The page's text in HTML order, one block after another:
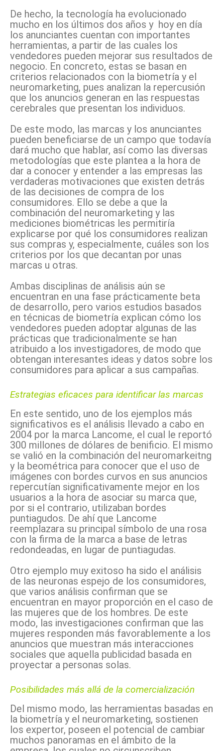
De hecho, la tecnología ha evolucionado
mucho en los últimos dos años y hoy en día
los anunciantes cuentan con importantes
herramientas, a partir de las cuales los
vendedores pueden mejorar sus resultados de
negocio. En concreto, estas se basan en
criterios relacionados con la biometría y el
neuromarketing, pues analizan la repercusión
que los anuncios generan en las respuestas
cerebrales que presentan los individuos.
De este modo, las marcas y los anunciantes
pueden beneficiarse de un campo que todavía
dará mucho que hablar, así como las diversas
metodologías que este plantea a la hora de
dar a conocer y entender a las empresas las
verdaderas motivaciones que existen detrás
de las decisiones de compra de los
consumidores. Ello se debe a que la
combinación del neuromarketing y las
mediciones biométricas les permitiría
explicarse por qué los consumidores realizan
sus compras y, especialmente, cuáles son los
criterios por los que decantan por unas
marcas u otras.
Ambas disciplinas de análisis aún se
encuentran en una fase prácticamente beta
de desarrollo, pero varios estudios basados
en técnicas de biometría explican cómo los
vendedores pueden adoptar algunas de las
prácticas que tradicionalmente se han
atribuido a los investigadores, de modo que
obtengan interesantes ideas y datos sobre los
consumidores para aplicar a sus campañas.
Estrategias eficaces para identificar las marcas
En este sentido, uno de los ejemplos más
significativos es el análisis llevado a cabo en
2004 por la marca Lancome, el cual le reportó
300 millones de dólares de benificio. El mismo
se valió en la combinación del neuromarkeitng
y la beométrica para conocer que el uso de
imágenes con bordes curvos en sus anuncios
repercutían significativamente mejor en los
usuarios a la hora de asociar su marca que,
por si el contrario, utilizaban bordes
puntiagudos. De ahí que Lancome
reemplazara su principal símbolo de una rosa
con la firma de la marca a base de letras
redondeadas, en lugar de puntiagudas.
Otro ejemplo muy exitoso ha sido el análisis
de las neuronas espejo de los consumidores,
que varios análisis confirman que se
encuentran en mayor proporción en el caso de
las mujeres que de los hombres. De este
modo, las investigaciones confirman que las
mujeres responden más favorablemente a los
anuncios que muestran más interacciones
sociales que aquella publicidad basada en
proyectar a personas solas.
Posibilidades más allá de la comercialización
Del mismo modo, las herramientas basadas en
la biometría y el neuromarketing, sostienen
los expertor, poseen el potencial de cambiar
muchos panoramas en el ámbito de la